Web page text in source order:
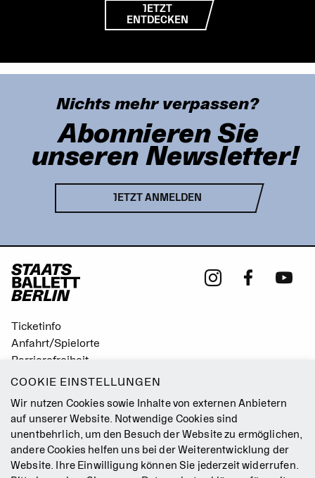
JETZT
ENTDECKEN
Nichts mehr verpassen?
Abonnieren Sie
unseren Newsletter!
JETZT ANMELDEN
Ticketinfo
Anfahrt/Spielorte
Barrierefreiheit
Leichte Sprache
Leitbild
Presse
Jobs
COOKIE EINSTELLUNGEN
Wir nutzen Cookies sowie Inhalte von externen Anbietern
auf unserer Website. Notwendige Cookies sind
unentbehrlich, um den Besuch der Website zu ermöglichen,
andere Cookies helfen uns bei der Weiterentwicklung der
Website. Ihre Einwilligung können Sie jederzeit widerrufen.